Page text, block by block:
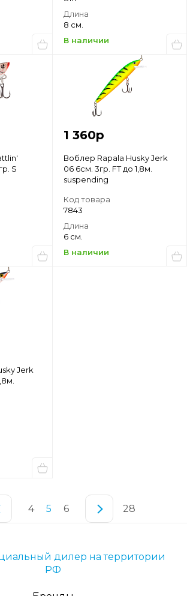
Длина
8 см.
В наличии
S
1 360р
Воблер Rapala Husky Jerk
06 6см. 3гр. FT до 1,8м.
suspending
Код товара
7843
Длина
6 см.
В наличии
Jerk
4 5 6 28
дилер на территории
РФ